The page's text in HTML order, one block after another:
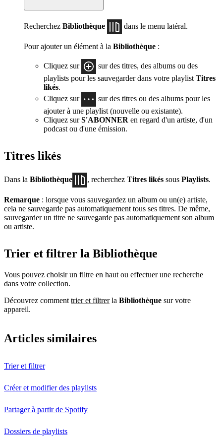
Recherchez Bibliothèque dans le menu latéral.
Pour ajouter un élément à la Bibliothèque :
Cliquez sur
sur des titres, des albums ou des
playlists pour les sauvegarder dans votre playlist Titres
likés.
Cliquez sur
sur des titres ou des albums pour les
ajouter à une playlist (nouvelle ou existante).
Cliquez surS'ABONNER en regard d'un artiste, d'un
podcast ou d'une émission.
Titres likés
Dans la Bibliothèque , recherchez Titres likés sous Playlists.
Remarque : lorsque vous sauvegardez un album ou un(e) artiste,
cela ne sauvegarde pas automatiquement tous ses titres. De même,
sauvegarder un titre ne sauvegarde pas automatiquement son album
ou artiste.
Trier et filtrer la Bibliothèque
Vous pouvez choisir un filtre en haut ou effectuer une recherche
dans votre collection.
Découvrez comment trier et filtrerla Bibliothèque sur votre
appareil.
Articles similaires
Trier et filtrer
Créer et modifier des playlists
Partager à partir de Spotify
Dossiers de playlists